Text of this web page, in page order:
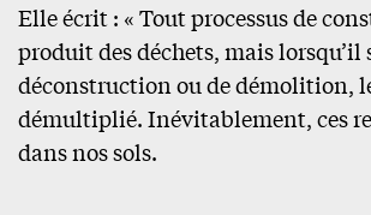
Elle écrit : « Tout processus de
produit des déchets, mais lorsqu’il
déconstruction ou de démolition,
démultiplié. Inévitablement, ces
dans nos sols.